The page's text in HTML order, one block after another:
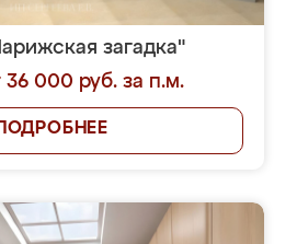
загадка"
36 000 руб. за п.м.
ПОДРОБНЕЕ